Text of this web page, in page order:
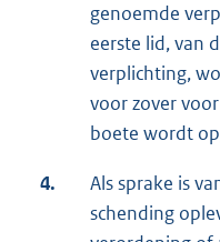
genoemde
eerste lid, van
verplichting,
voor zover
boete wordt
4. Als sprake is
schending